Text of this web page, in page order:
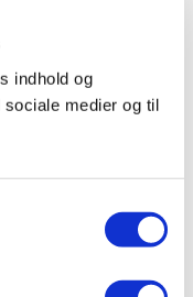
indhold og
medier og til